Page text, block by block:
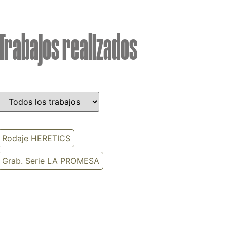
realizados
Rodaje HERETICS
Grab. Serie LA PROMESA